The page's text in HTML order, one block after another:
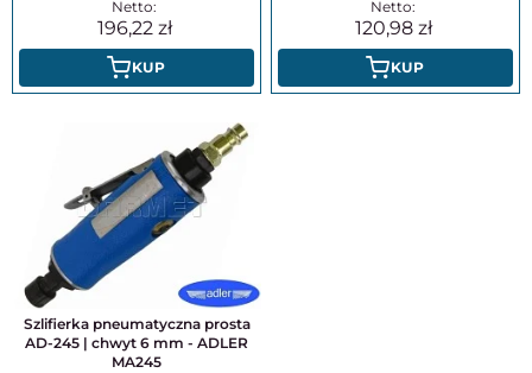
196,22
KUP
120,98
KUP
Szlifierka pneumatyczna prosta
AD-245 | chwyt 6 mm - ADLER
MA245